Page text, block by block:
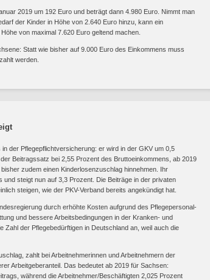
2019 um 192 Euro und beträgt dann 4.980 Euro. Nimmt man
der Kinder in Höhe von 2.640 Euro hinzu, kann ein
von maximal 7.620 Euro geltend machen.
Statt wie bisher auf 9.000 Euro des Einkommens muss
werden.
der Pflegepflichtversicherung: er wird in der GKV um 0,5
Beitragssatz bei 2,55 Prozent des Bruttoeinkommens, ab 2019
zudem einen Kinderlosenzuschlag hinnehmen. Ihr
steigt nun auf 3,3 Prozent. Die Beiträge in der privaten
steigen, wie der PKV-Verband bereits angekündigt hat.
durch erhöhte Kosten aufgrund des Pflegepersonal-
und bessere Arbeitsbedingungen in der Kranken- und
Zahl der Pflegebedürftigen in Deutschland an, weil auch die
zahlt bei Arbeitnehmerinnen und Arbeitnehmern der
Arbeitgeberanteil. Das bedeutet ab 2019 für Sachsen:
während die Arbeitnehmer/Beschäftigten 2,025 Prozent